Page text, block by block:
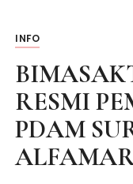
INFO
RESMI
PDAM